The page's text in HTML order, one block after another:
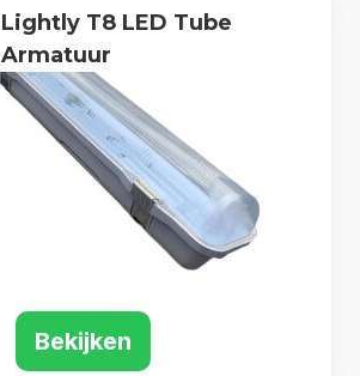
Lightly T8 LED Tube
Armatuur
Bekijken